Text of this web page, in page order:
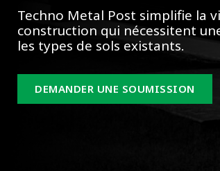
Techno Metal Post simplifie la
construction qui nécessitent
les types de sols existants.
DEMANDER UNE SOUMISSION